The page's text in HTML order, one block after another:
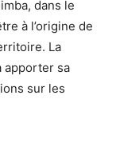
dans le
à l’origine de
La
apporter sa
sur les